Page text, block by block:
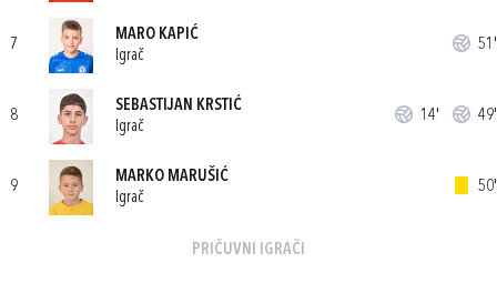
7
MARO KAPIĆ
Igrač
51'
8
SEBASTIJAN KRSTIĆ
Igrač
14' 49'
9
MARKO MARUŠIĆ
Igrač
50'
PRIČUVNI IGRAČI